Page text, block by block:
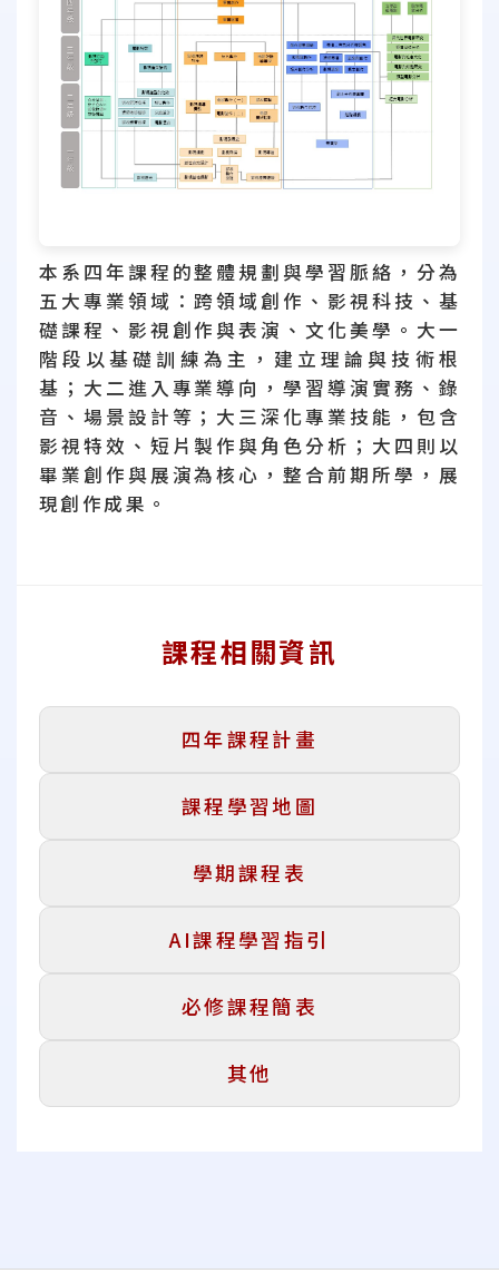
本系四年課程的整體規劃與學習脈絡，分為
五大專業領域：跨領域創作、影視科技、基
礎課程、影視創作與表演、文化美學。大一
階段以基礎訓練為主，建立理論與技術根
基；大二進入專業導向，學習導演實務、錄
音、場景設計等；大三深化專業技能，包含
影視特效、短片製作與角色分析；大四則以
畢業創作與展演為核心，整合前期所學，展
現創作成果。
課程相關資訊
四年課程計畫
課程學習地圖
學期課程表
AI課程學習指引
必修課程簡表
其他